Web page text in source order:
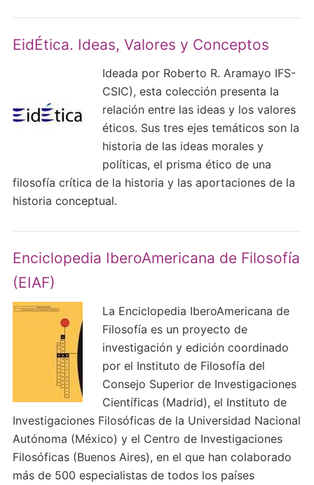
EidÉtica. Ideas, Valores y Conceptos
Ideada por Roberto R. Aramayo IFS-
CSIC), esta colección presenta la
relación entre las ideas y los valores
éticos. Sus tres ejes temáticos son la
historia de las ideas morales y
políticas, el prisma ético de una
filosofía crítica de la historia y las aportaciones de la
historia conceptual.
Enciclopedia IberoAmericana de Filosofía
(EIAF)
La Enciclopedia IberoAmericana de
Filosofía es un proyecto de
investigación y edición coordinado
por el Instituto de Filosofía del
Consejo Superior de Investigaciones
Científicas (Madrid), el Instituto de
Investigaciones Filosóficas de la Universidad Nacional
Autónoma (México) y el Centro de Investigaciones
Filosóficas (Buenos Aires), en el que han colaborado
más de 500 especialistas de todos los países